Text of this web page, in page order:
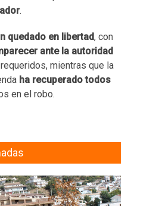
.
quedado en libertad, con
ante la autoridad
mientras que la
ha recuperado todos
en el robo.